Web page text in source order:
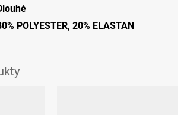
POLYESTER, 20% ELASTAN